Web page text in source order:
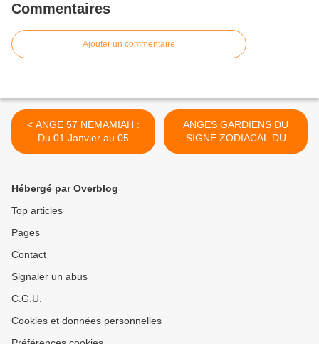
Commentaires
Ajouter un commentaire
< ANGE 57 NEMAMIAH :
Du 01 Janvier au 05
Janvier. COMPRÉHENSION
ANGES GARDIENS DU
SIGNE ZODIACAL DU
CAPRICORNE ET LA
Hébergé par Overblog
Top articles
Pages
Contact
Signaler un abus
C.G.U.
Cookies et données personnelles